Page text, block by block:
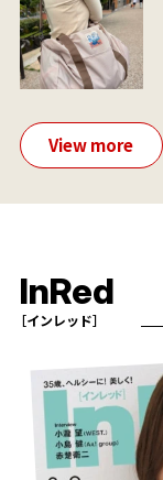
View more
InRed
［インレッド］